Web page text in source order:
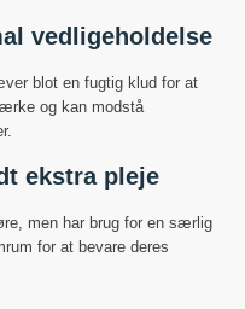
vedligeholdelse
blot en fugtig klud for at
og kan modstå
ekstra pleje
men har brug for en særlig
for at bevare deres